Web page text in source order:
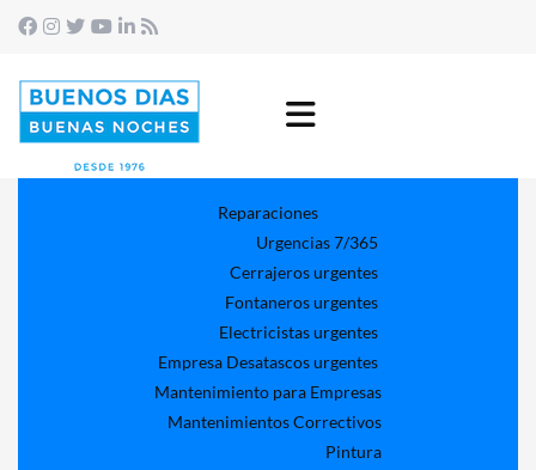
Reparaciones
Urgencias 7/365
Cerrajeros urgentes
Fontaneros urgentes
Electricistas urgentes
Empresa Desatascos urgentes
Mantenimiento para Empresas​
Mantenimientos Correctivos
Pintura